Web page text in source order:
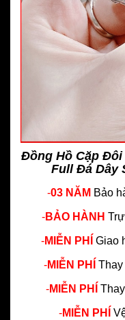
Đồng Hồ Cặp
Full Đá Dây
-03 NĂM Bảo
-BẢO HÀNH
-MIỄN PHÍ Giao
-MIỄN PHÍ
-MIỄN PHÍ
-MIỄN PHÍ